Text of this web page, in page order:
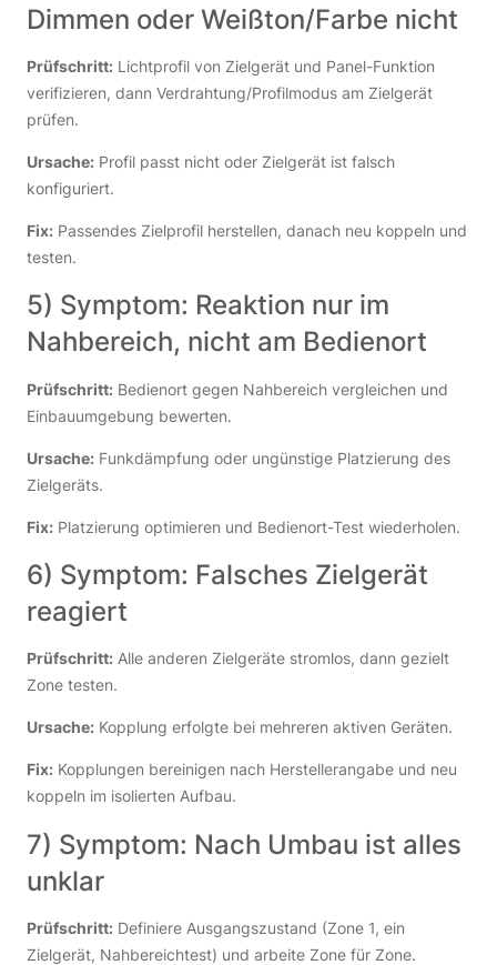
Dimmen oder Weißton/Farbe nicht
Prüfschritt: Lichtprofil von Zielgerät und Panel-Funktion
verifizieren, dann Verdrahtung/Profilmodus am Zielgerät
prüfen.
Ursache: Profil passt nicht oder Zielgerät ist falsch
konfiguriert.
Fix: Passendes Zielprofil herstellen, danach neu koppeln und
testen.
5) Symptom: Reaktion nur im
Nahbereich, nicht am Bedienort
Prüfschritt: Bedienort gegen Nahbereich vergleichen und
Einbauumgebung bewerten.
Ursache: Funkdämpfung oder ungünstige Platzierung des
Zielgeräts.
Fix: Platzierung optimieren und Bedienort-Test wiederholen.
6) Symptom: Falsches Zielgerät
reagiert
Prüfschritt: Alle anderen Zielgeräte stromlos, dann gezielt
Zone testen.
Ursache: Kopplung erfolgte bei mehreren aktiven Geräten.
Fix: Kopplungen bereinigen nach Herstellerangabe und neu
koppeln im isolierten Aufbau.
7) Symptom: Nach Umbau ist alles
unklar
Prüfschritt: Definiere Ausgangszustand (Zone 1, ein
Zielgerät, Nahbereichtest) und arbeite Zone für Zone.